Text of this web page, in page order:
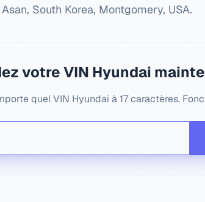
South Korea, Montgomery, USA.
votre VIN Hyundai
quel VIN Hyundai à 17 caractères.